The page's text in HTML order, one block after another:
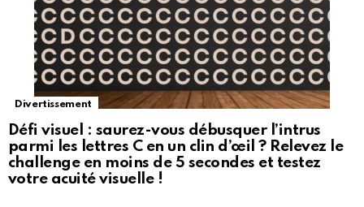
Divertissement
Défi visuel : saurez-vous débusquer l’intrus
parmi les lettres C en un clin d’œil ? Relevez le
challenge en moins de 5 secondes et testez
votre acuité visuelle !